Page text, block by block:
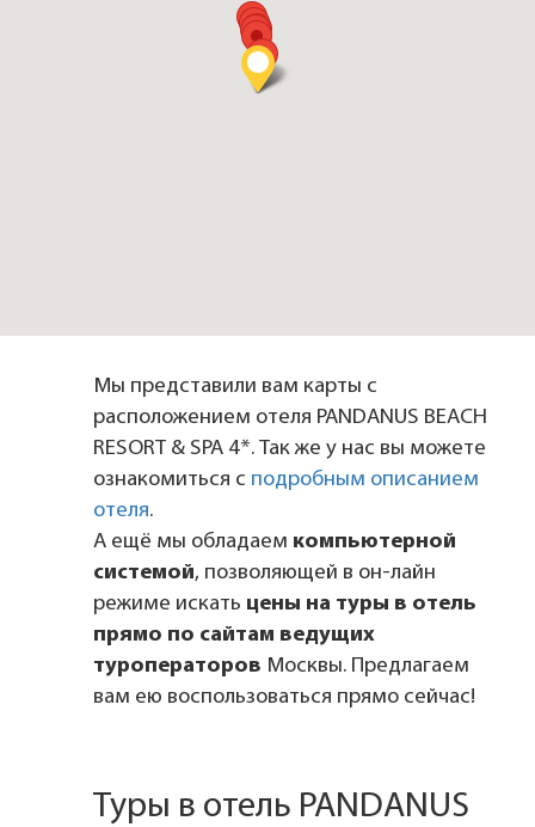
Мы представили вам карты с
расположением отеля PANDANUS BEACH
RESORT & SPA 4*. Так же у нас вы можете
ознакомиться с подробным описанием
отеля.
А ещё мы обладаем компьютерной
системой, позволяющей в он-лайн
режиме искать цены на туры в отель
прямо по сайтам ведущих
туроператоров Москвы. Предлагаем
вам ею воспользоваться прямо сейчас!
Туры в отель PANDANUS